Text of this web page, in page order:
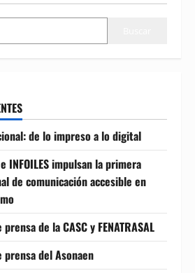
de lo impreso a lo digital
e INFOILES impulsan la primera
de comunicación accesible en
de la CASC y FENATRASAL
del Asonaen